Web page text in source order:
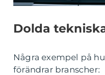
Dolda
Några exempel på
förändrar branscher: